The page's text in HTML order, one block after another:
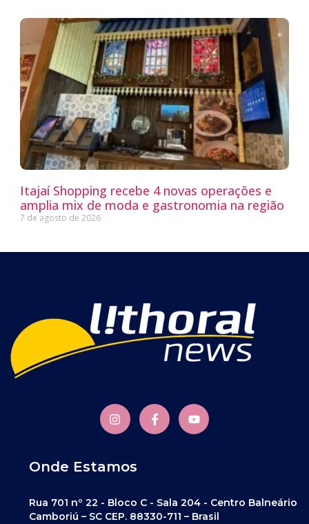
Itajaí Shopping recebe 4 novas operações e
amplia mix de moda e gastronomia na região
7 de agosto de 2026
Onde Estamos
Rua 701 nº 22 - Bloco C - Sala 204 - Centro Balneário
Camboriú – SC CEP. 88330-711 – Brasil